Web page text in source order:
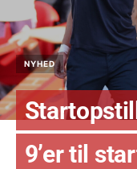
NYHED
9’er til